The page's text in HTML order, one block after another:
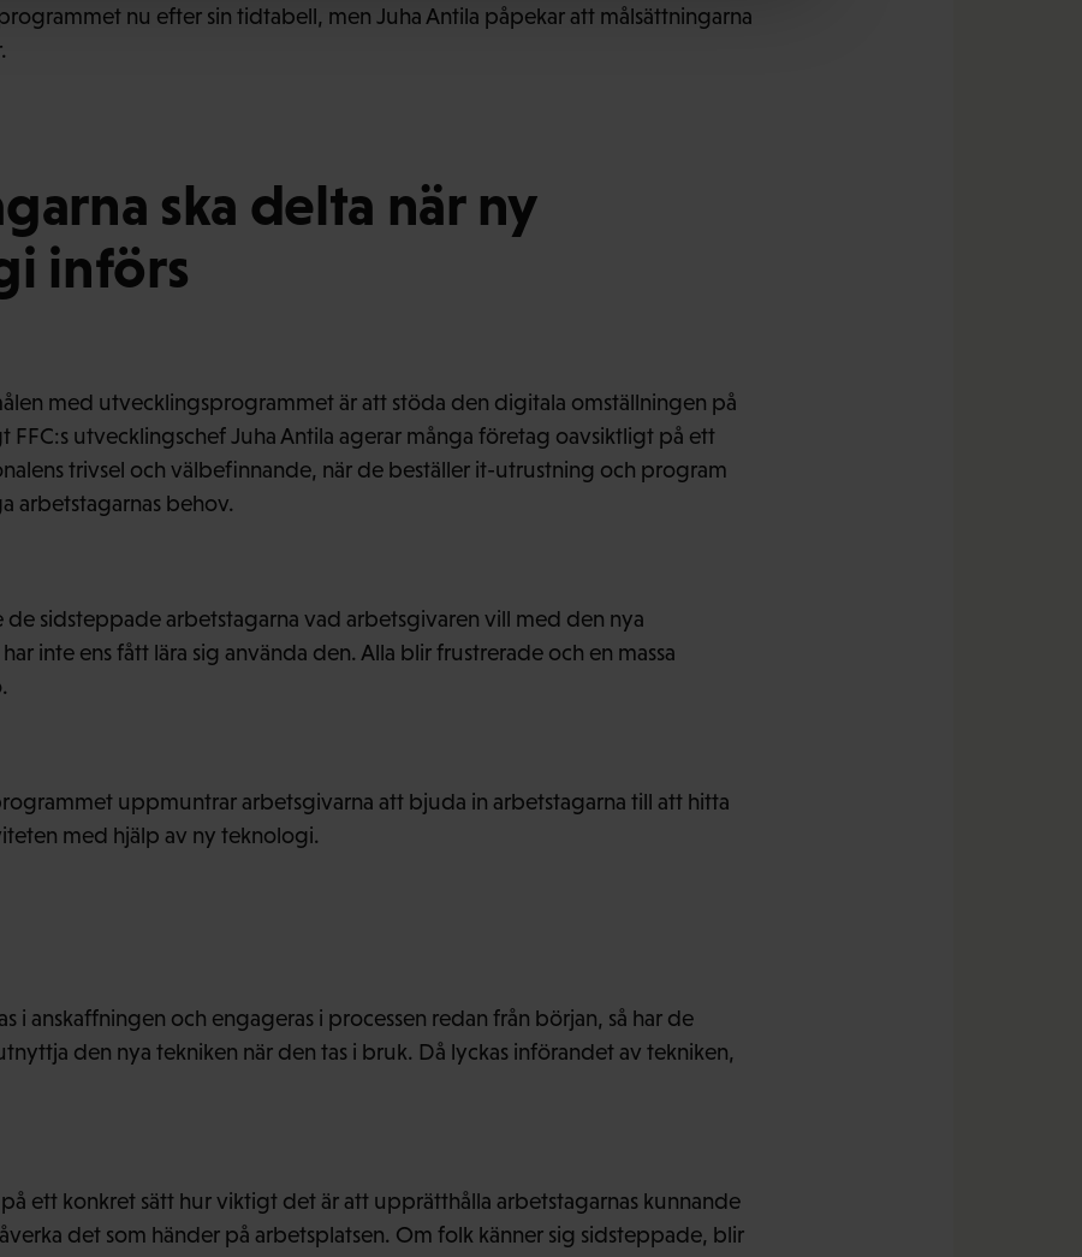
nu efter sin tidtabell, men Juha Antila påpekar att målsättningarna
ska delta när ny
införs
med utvecklingsprogrammet är att stöda den digitala omställningen på
FFC:s utvecklingschef Juha Antila agerar många företag oavsiktligt på ett
trivsel och välbefinnande, när de beställer it-utrustning och program
arbetstagarnas behov.
de sidsteppade arbetstagarna vad arbetsgivaren vill med den nya
inte ens fått lära sig använda den. Alla blir frustrerade och en massa
uppmuntrar arbetsgivarna att bjuda in arbetstagarna till att hitta
med hjälp av ny teknologi.
i anskaffningen och engageras i processen redan från början, så har de
den nya tekniken när den tas i bruk. Då lyckas införandet av tekniken,
ett konkret sätt hur viktigt det är att upprätthålla arbetstagarnas kunnande
det som händer på arbetsplatsen. Om folk känner sig sidsteppade, blir